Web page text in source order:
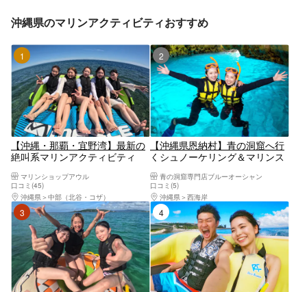
沖縄県のマリンアクティビティおすすめ
1位
【沖縄・那覇・宜野湾】最新の
絶叫系マリンアクティビティ
で選択OK！バナナボートや最新
の乗り物がいっぱい♪
マリンショップアウル
口コミ(45)
沖縄県
中部（北谷・コザ）
2位
【沖縄県恩納村】青の洞窟へ行
くシュノーケリング＆マリンス
ンタル付＆豪華7大特典付
青の洞窟専門店ブルーオーシャン
口コミ(5)
沖縄県
西海岸
3位 4位